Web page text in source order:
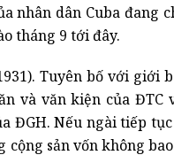
nhân dân Cuba đang
tháng 9 tới đây.
Tuyên bố với giới
và văn kiện của
ĐGH. Nếu ngài tiếp
cộng sản vốn không